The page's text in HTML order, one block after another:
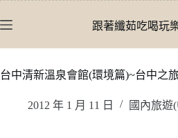
至
內
跟著纖茹吃喝玩
台中清新溫泉會館(環境篇)~台中之
2012 年 1 月 11 日 國內旅遊